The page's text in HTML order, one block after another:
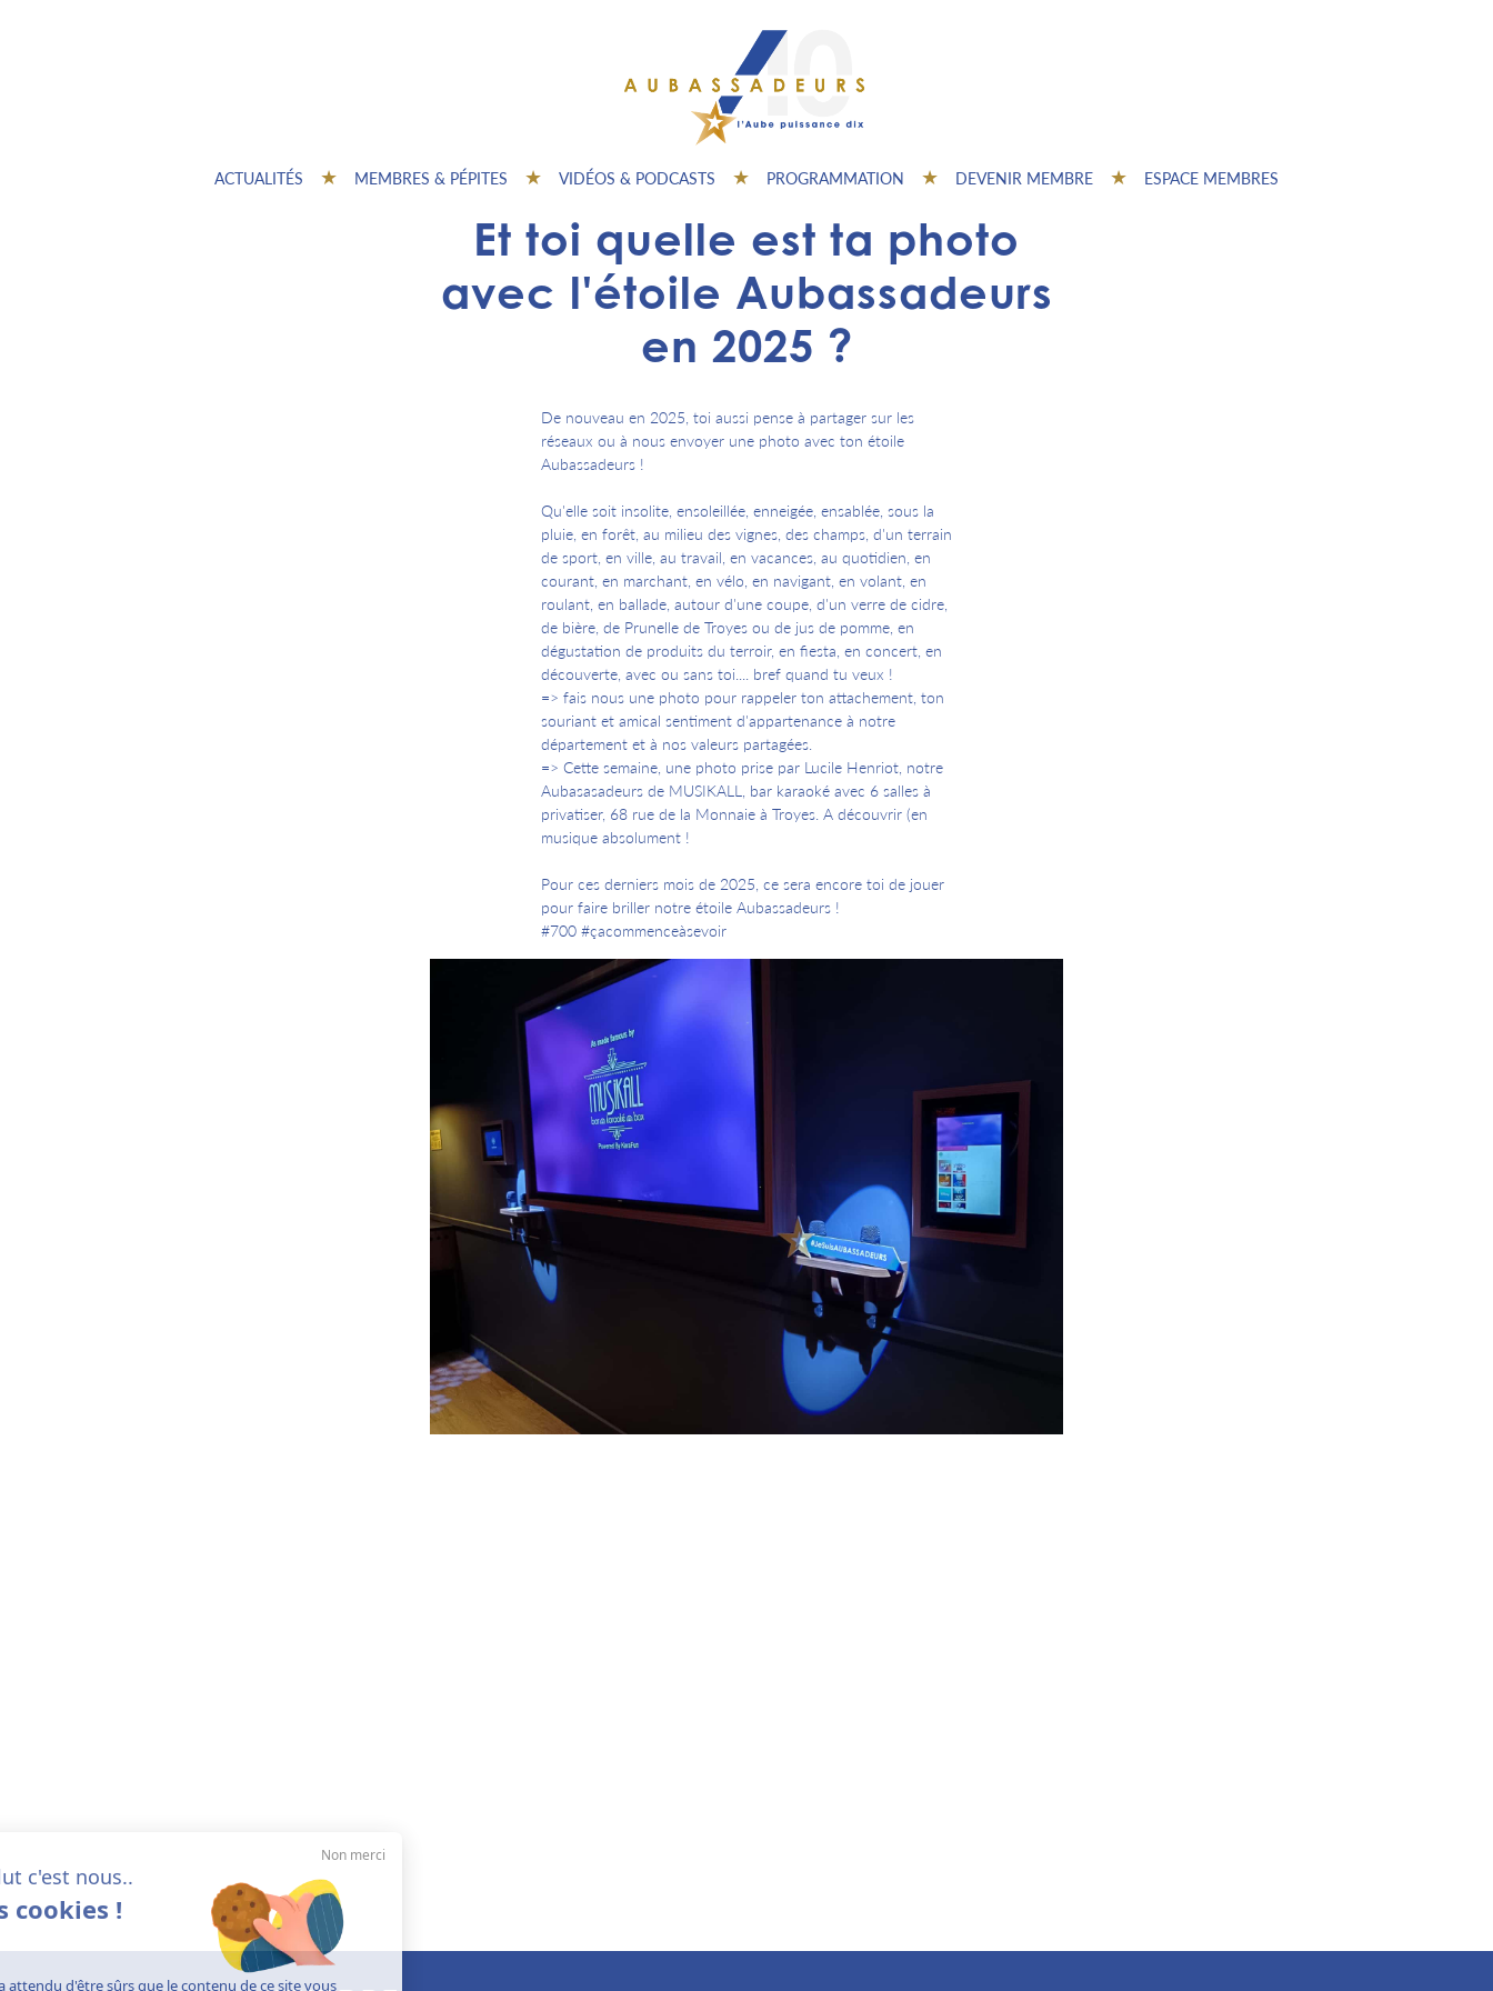
ACTUALITÉS MEMBRES & PÉPITES VIDÉOS & PODCASTS PROGRAMMATION DEVENIR MEMBRE ESPACE MEMBRES
Et toi quelle est ta photo
avec l'étoile Aubassadeurs
en 2025 ?
De nouveau en 2025, toi aussi pense à partager sur les
réseaux ou à nous envoyer une photo avec ton étoile
Aubassadeurs !
Qu'elle soit insolite, ensoleillée, enneigée, ensablée, sous la
pluie, en forêt, au milieu des vignes, des champs, d'un terrain
de sport, en ville, au travail, en vacances, au quotidien, en
courant, en marchant, en vélo, en navigant, en volant, en
roulant, en ballade, autour d'une coupe, d'un verre de cidre,
de bière, de Prunelle de Troyes ou de jus de pomme, en
dégustation de produits du terroir, en fiesta, en concert, en
découverte, avec ou sans toi.... bref quand tu veux !
=> fais nous une photo pour rappeler ton attachement, ton
souriant et amical sentiment d'appartenance à notre
département et à nos valeurs partagées.
=> Cette semaine, une photo prise par Lucile Henriot, notre
Aubasasadeurs de MUSIKALL, bar karaoké avec 6 salles à
privatiser, 68 rue de la Monnaie à Troyes. A découvrir (en
musique absolument !
Pour ces derniers mois de 2025, ce sera encore toi de jouer
pour faire briller notre étoile Aubassadeurs !
#700 #çacommenceàsevoir
Salut c'est nous..
les cookies !
On a attendu d'être sûrs que le contenu de ce site vous